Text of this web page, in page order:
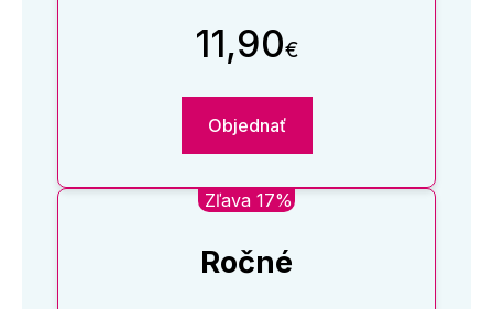
11,90€
Objednať
Zľava 17%
Ročné